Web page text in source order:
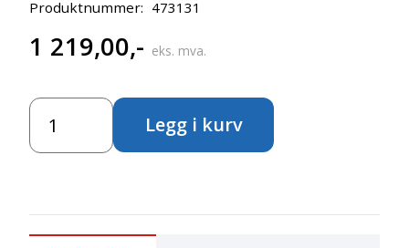
Produktnummer: 473131
1 219,00,- eks. mva.
Forhjulsett
50278
til
Legg i kurv